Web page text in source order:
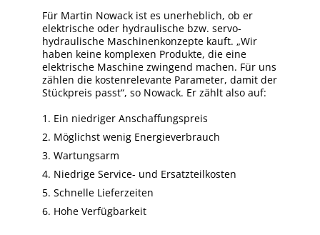
Für Martin Nowack ist es unerheblich, ob er
elektrische oder hydraulische bzw. servo-
hydraulische Maschinenkonzepte kauft. „Wir
haben keine komplexen Produkte, die eine
elektrische Maschine zwingend machen. Für uns
zählen die kostenrelevante Parameter, damit der
Stückpreis passt“, so Nowack. Er zählt also auf:
Ein niedriger Anschaffungspreis
Möglichst wenig Energieverbrauch
Wartungsarm
Niedrige Service- und Ersatzteilkosten
Schnelle Lieferzeiten
Hohe Verfügbarkeit